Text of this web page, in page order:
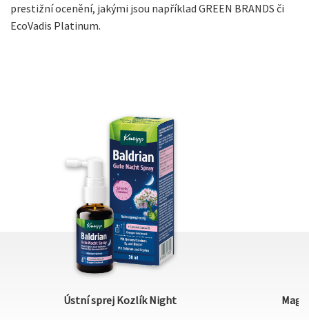
prestižní ocenění, jakými jsou například GREEN BRANDS či
EcoVadis Platinum.
Ústní sprej Kozlík Night